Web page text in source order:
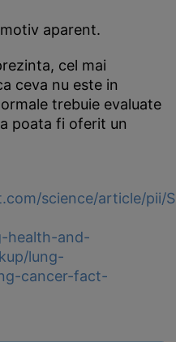
aparent.
cel mai
ceva nu este in
trebuie evaluate
poata fi oferit un
science/article/pii/
health-and-
lung-
cancer-fact-